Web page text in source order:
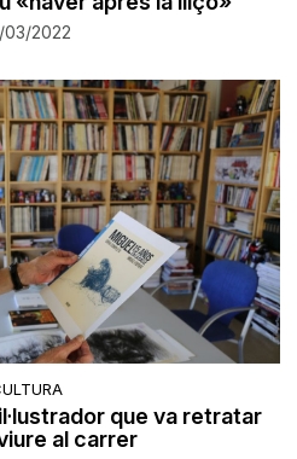
03/2022
que va retratar
al carrer